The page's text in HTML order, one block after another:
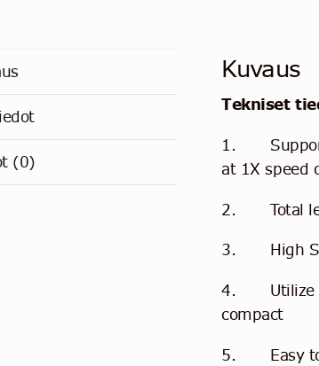
(0)
Kuvaus
Tekniset
1. Supports
at 1X speed
2. Total
3. High
4. Utilize
compact
5. Easy to